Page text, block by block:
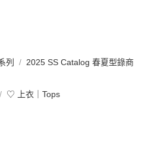
列
2025 SS Catalog 春夏型錄商
♡ 上衣｜Tops